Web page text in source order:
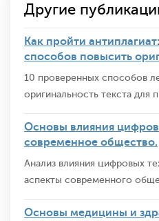
Другие
Как пройти
способов повысить
10 проверенных способов
оригинальность текста для
Основы влияния
современное общество.
Анализ влияния цифровых
аспекты современного
Основы медицины и